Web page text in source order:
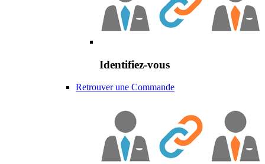
Identifiez-vous
Retrouver une Commande